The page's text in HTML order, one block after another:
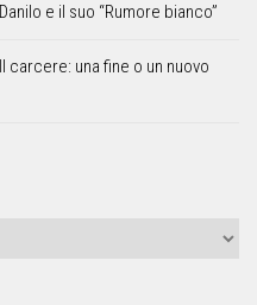
e il suo “Rumore bianco”
una fine o un nuovo